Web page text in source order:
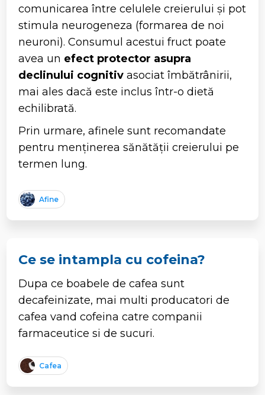
comunicarea între celulele creierului și pot
stimula neurogeneza (formarea de noi
neuroni). Consumul acestui fruct poate
avea un efect protector asupra
declinului cognitiv asociat îmbătrânirii,
mai ales dacă este inclus într-o dietă
echilibrată.
Prin urmare, afinele sunt recomandate
pentru menținerea sănătății creierului pe
termen lung.
Afine
Ce se intampla cu cofeina?
Dupa ce boabele de cafea sunt
decafeinizate, mai multi producatori de
cafea vand cofeina catre companii
farmaceutice si de sucuri.
Cafea